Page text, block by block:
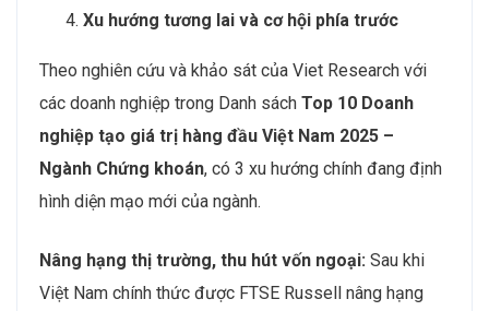
Xu hướng tương lai và cơ hội phía trước
Theo nghiên cứu và khảo sát của Viet Research với
các doanh nghiệp trong Danh sách Top 10 Doanh
nghiệp tạo giá trị hàng đầu Việt Nam 2025 –
Ngành Chứng khoán, có 3 xu hướng chính đang định
hình diện mạo mới của ngành.
Nâng hạng thị trường, thu hút vốn ngoại: Sau khi
Việt Nam chính thức được FTSE Russell nâng hạng